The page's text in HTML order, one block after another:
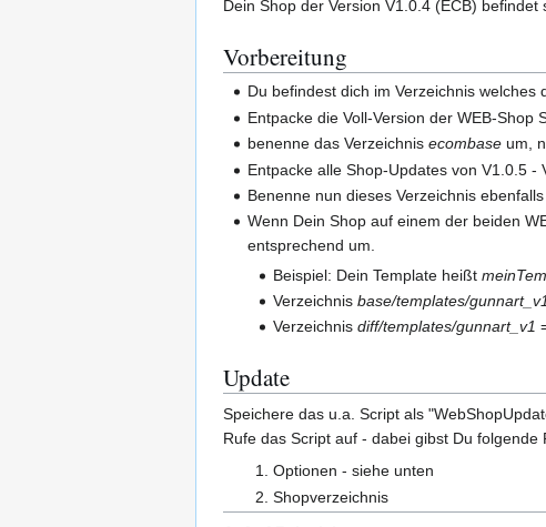
Dein Shop der Version V1.0.4 (ECB) befindet
Vorbereitung
Du befindest dich im Verzeichnis welches
Entpacke die Voll-Version der WEB-
benenne das Verzeichnisecombase um,
Entpacke alle Shop-Updates von V1.0.5
Benenne nun dieses Verzeichnis
Wenn Dein Shop auf einem der beiden
entsprechend um.
Beispiel: Dein Template heißt
Verzeichnis base/templates/gunnart_v1
Verzeichnis diff/templates/gunnart_v1
Update
Speichere das u.a. Script als
Rufe das Script auf - dabei gibst Du folgende
Optionen - siehe unten
Shopverzeichnis